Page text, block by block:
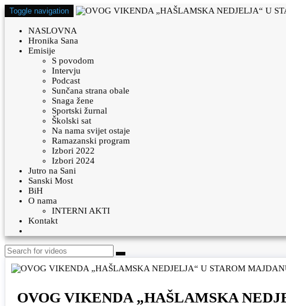
Toggle navigation
NASLOVNA
Hronika Sana
Emisije
S povodom
Intervju
Podcast
Sunčana strana obale
Snaga žene
Sportski žurnal
Školski sat
Na nama svijet ostaje
Ramazanski program
Izbori 2022
Izbori 2024
Jutro na Sani
Sanski Most
BiH
O nama
INTERNI AKTI
Kontakt
OVOG VIKENDA „HAŠLAMSKA